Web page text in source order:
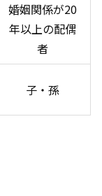
婚姻関係が20
年以上の配偶
者
子・孫